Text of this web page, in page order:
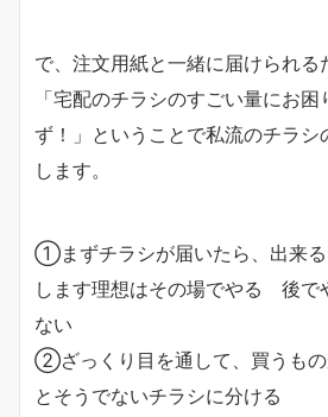
で、注文用紙と一緒に届けられる
「宅配のチラシのすごい量にお
ず！」ということで私流のチラシ
します。
①まずチラシが届いたら、出来
します理想はその場でやる 後で
ない
②ざっくり目を通して、買うも
とそうでないチラシに分ける